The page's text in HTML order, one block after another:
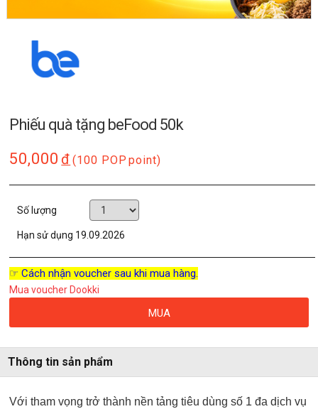
Phiếu quà tặng beFood 50k
50,000 đ (100 POP point)
Số lượng
Hạn sử dụng 19.09.2026
☞ Cách nhận voucher sau khi mua hàng.
Mua voucher Dookki
MUA
Thông tin sản phẩm
Với tham vọng trở thành nền tảng tiêu dùng số 1 đa dịch vụ